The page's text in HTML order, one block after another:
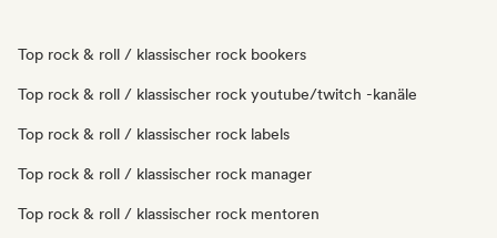
Top rock & roll / klassischer rock bookers
Top rock & roll / klassischer rock youtube/twitch -kanäle
Top rock & roll / klassischer rock labels
Top rock & roll / klassischer rock manager
Top rock & roll / klassischer rock mentoren